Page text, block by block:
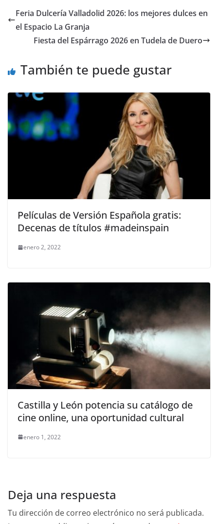
s
A
p
e
b
o
k
er p
tir
Feria Dulcería Valladolid 2026: los mejores dulces en
el Espacio La Granja
Fiesta del Espárrago 2026 en Tudela de Duero
También te puede gustar
Películas de Versión Española gratis:
Decenas de títulos #madeinspain
enero 2, 2022
Castilla y León potencia su catálogo de
cine online, una oportunidad cultural
enero 1, 2022
Deja una respuesta
Tu dirección de correo electrónico no será publicada.